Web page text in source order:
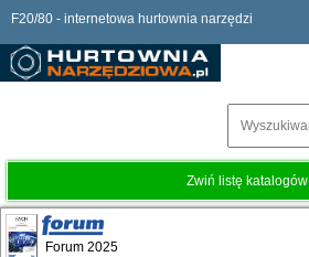
F20/80 - internetowa hurtownia narzędzi
Zwiń listę katalogów
Forum 2025